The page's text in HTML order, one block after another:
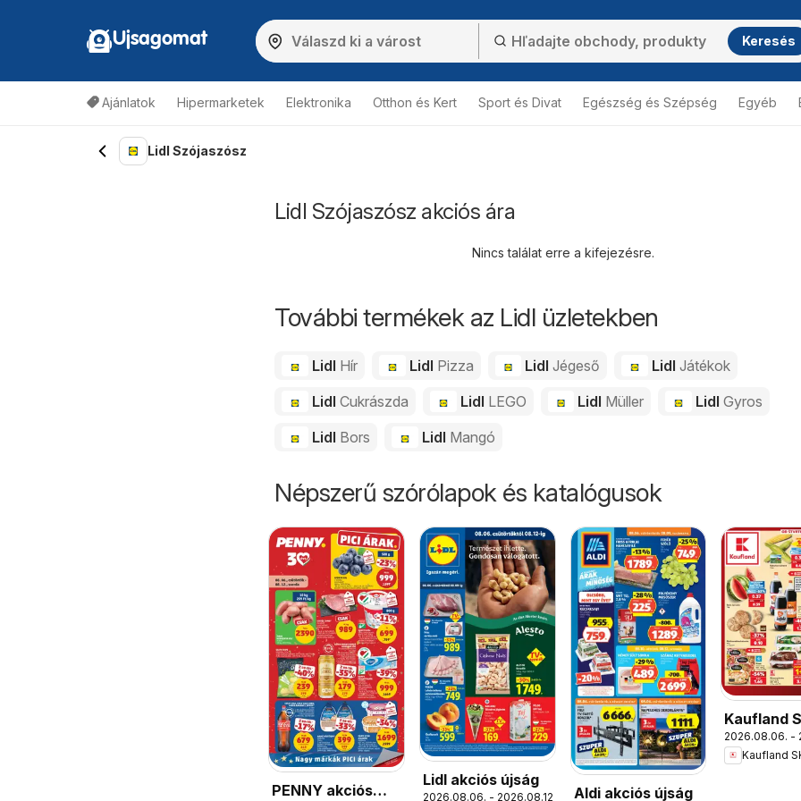
Ujsagomat Keresés
Ajánlatok Hipermarketek Elektronika Otthon és Kert Sport és Divat Egészség és Szépség Egyéb
Lidl Szójaszósz
Lidl Szójaszósz akciós ára
Nincs találat erre a kifejezésre.
További termékek az Lidl üzletekben
Lidl Hír Lidl Pizza LidlJégeső LidlJátékok
Lidl Cukrászda Lidl LEGO Lidl Müller LidlGyros
Lidl Bors Lidl Mangó
Népszerű szórólapok és katalógusok
PENNY akciós
Lidl akciós újság
2026.08.06. - 2026.08.12.
Aldi akciós újság
Kaufland
akciós
2026.08.06. -
Kaufland